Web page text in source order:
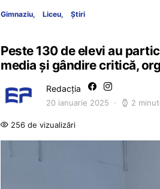
Gimnaziu Liceu Știri
Peste 130 de elevi au
media și gândire critică,
Redacția
20 ianuarie 2025 2
256 de vizualizări